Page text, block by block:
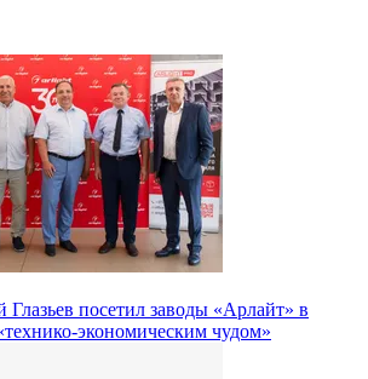
Глазьев посетил заводы «Арлайт» в
экономическим чудом»